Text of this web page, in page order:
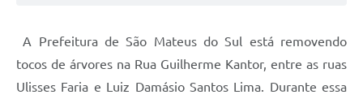
Cadastro para Castração
A Prefeitura de São Mateus do Sul está removendo
tocos de árvores na Rua Guilherme Kantor, entre as ruas
Ulisses Faria e Luiz Damásio Santos Lima. Durante essa